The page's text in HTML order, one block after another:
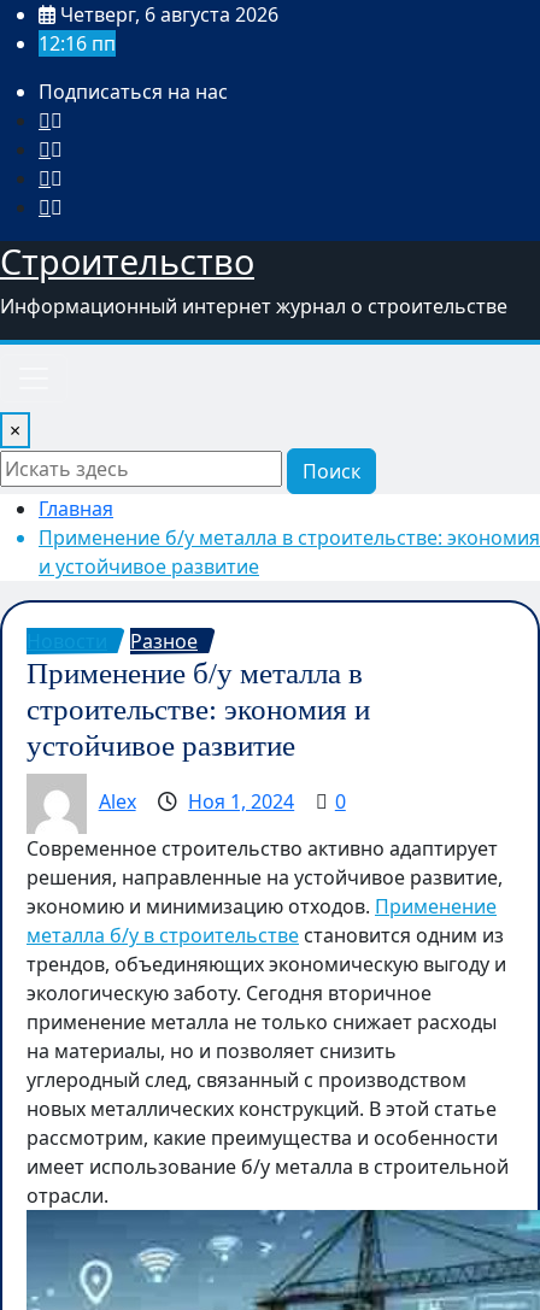
ПерейтиЧетверг, 6 августа 2026
12:16 пп
Подписаться на нас
Строительство
Информационный интернет журнал о строительстве
×
Поиск
Главная
Применение б/у металла в строительстве: экономия
и устойчивое развитие
Разное
Применение б/у металла в
строительстве: экономия и
устойчивое развитие
Alex Ноя 1, 2024
0
Современное строительство активно адаптирует
решения, направленные на устойчивое развитие,
экономию и минимизацию отходов. Применение
металла б/у в строительстве становится одним из
трендов, объединяющих экономическую выгоду и
экологическую заботу. Сегодня вторичное
применение металла не только снижает расходы
на материалы, но и позволяет снизить
углеродный след, связанный с производством
новых металлических конструкций. В этой статье
рассмотрим, какие преимущества и особенности
имеет использование б/у металла в строительной
отрасли.